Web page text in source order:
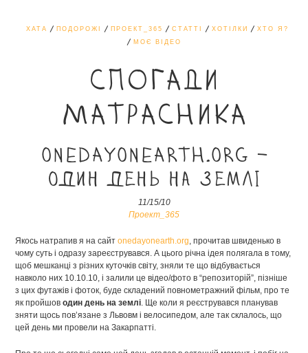
ХАТА ПОДОРОЖІ ПРОЕКТ_365 СТАТТІ ХОТІЛКИ
ХТО Я?
МОЄ ВІДЕО
СПОГАДИ
МАТРАСНИКА
onedayonearth.org –
один день на землі
11/15/10
Проект_365
Якось натрапив я на сайтonedayonearth.org, прочитав швиденько в
чому суть і одразу зареєструвався. А цього річна ідея полягала в тому,
щоб мешканці з різних куточків світу, зняли те що відбувається
навколо них 10.10.10, і залили це відео/фото в “репозиторій”, пізніше
з цих футажів і фоток, буде складений повнометражний фільм, про те
як пройшоводин день на землі. Ще коли я реєструвався планував
зняти щось пов’язане з Львовм і велосипедом, але так склалось, що
цей день ми провели на Закарпатті.